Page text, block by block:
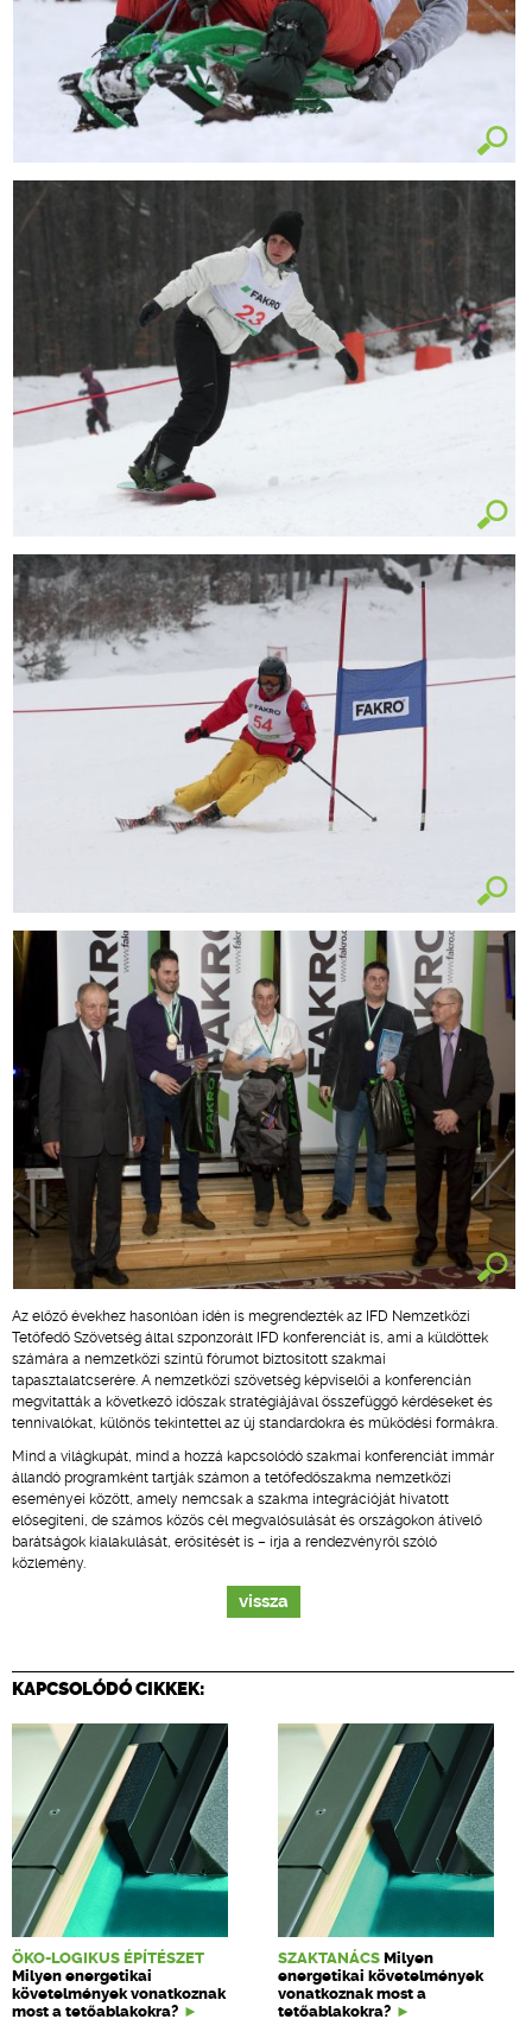
Az előző évekhez hasonlóan idén is megrendezték az IFD Nemzetközi
Tetőfedő Szövetség által szponzorált IFD konferenciát is, ami a küldöttek
számára a nemzetközi szintű fórumot biztosított szakmai
tapasztalatcserére. A nemzetközi szövetség képviselői a konferencián
megvitatták a következő időszak stratégiájával összefüggő kérdéseket és
tennivalókat, különös tekintettel az új standardokra és működési formákra.
Mind a világkupát, mind a hozzá kapcsolódó szakmai konferenciát immár
állandó programként tartják számon a tetőfedőszakma nemzetközi
eseményei között, amely nemcsak a szakma integrációját hivatott
elősegíteni, de számos közös cél megvalósulását és országokon átívelő
barátságok kialakulását, erősítését is – írja a rendezvényről szóló
közlemény.
vissza
KAPCSOLÓDÓ CIKKEK:
ÖKO-LOGIKUS ÉPÍTÉSZET
Milyen energetikai
követelmények vonatkoznak
most a tetőablakokra?
SZAKTANÁCS Milyen
energetikai követelmények
vonatkoznak most a
tetőablakokra?